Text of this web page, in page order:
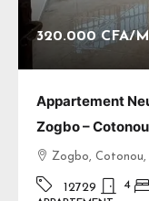
320.000 CFA/
Appartement
Zogbo – Cotonou
Zogbo,
12729 4